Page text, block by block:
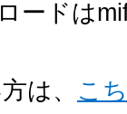
ードは
は、 こ